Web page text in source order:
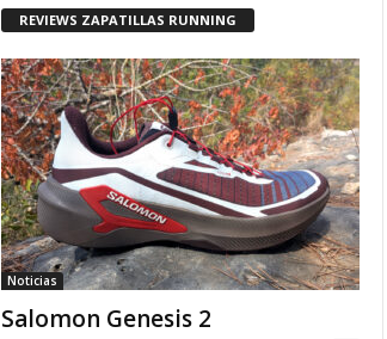
REVIEWS ZAPATILLAS RUNNING
Noticias
Salomon Genesis 2